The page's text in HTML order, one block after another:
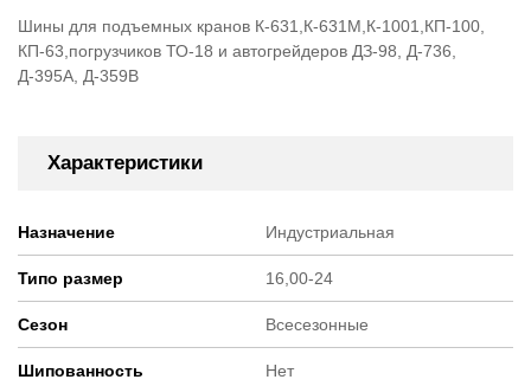
Шины для подъемных кранов К-631,К-631М,К-1001,КП-100,
КП-63,погрузчиков ТО-18 и автогрейдеров ДЗ-98, Д-736,
Д-395А, Д-359В
Характеристики
Назначение Индустриальная
Типо размер 16,00-24
Сезон Всесезонные
Шипованность Нет